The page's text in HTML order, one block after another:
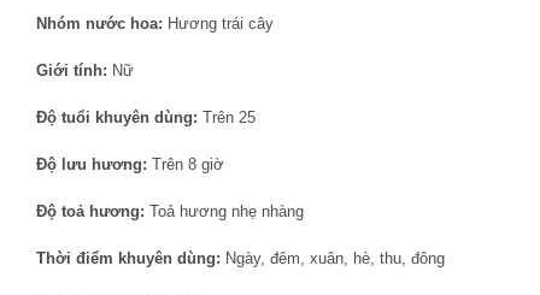
Nhóm nước hoa: Hương trái cây
Giới tính: Nữ
Độ tuổi khuyên dùng: Trên 25
Độ lưu hương: Trên 8 giờ
Độ toả hương: Toả hương nhẹ nhàng
Thời điểm khuyên dùng: Ngày, đêm, xuân, hè, thu, đông